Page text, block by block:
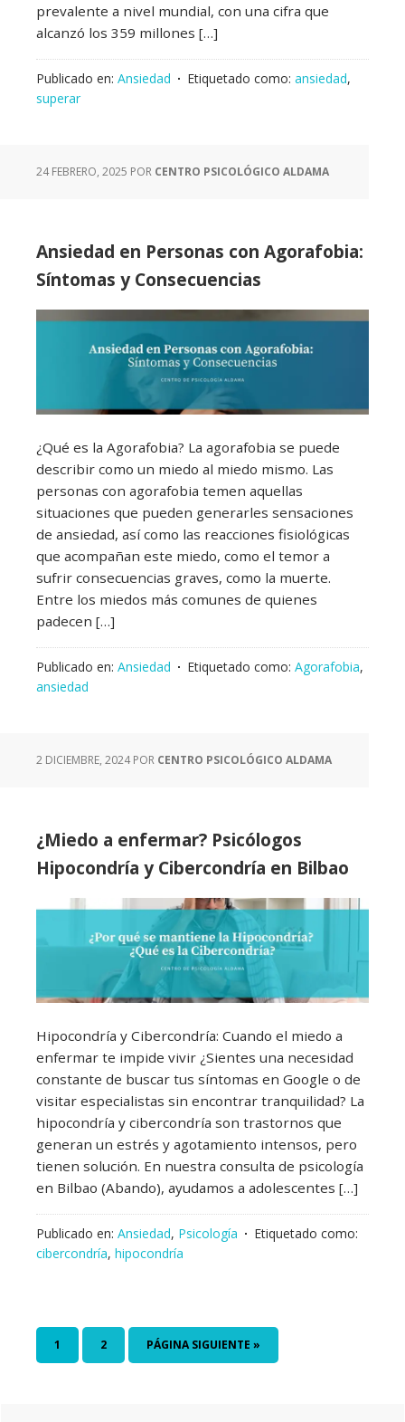
prevalente a nivel mundial, con una cifra que
alcanzó los 359 millones […]
Publicado en: Ansiedad Etiquetado como: ansiedad,
superar
24 FEBRERO, 2025 POR CENTRO PSICOLÓGICO ALDAMA
Ansiedad en Personas con Agorafobia:
Síntomas y Consecuencias
¿Qué es la Agorafobia? La agorafobia se puede
describir como un miedo al miedo mismo. Las
personas con agorafobia temen aquellas
situaciones que pueden generarles sensaciones
de ansiedad, así como las reacciones fisiológicas
que acompañan este miedo, como el temor a
sufrir consecuencias graves, como la muerte.
Entre los miedos más comunes de quienes
padecen […]
Publicado en: Ansiedad Etiquetado como: Agorafobia,
ansiedad
2 DICIEMBRE, 2024POR CENTRO PSICOLÓGICO ALDAMA
¿Miedo a enfermar? Psicólogos
Hipocondría y Cibercondría en Bilbao
Hipocondría y Cibercondría: Cuando el miedo a
enfermar te impide vivir ¿Sientes una necesidad
constante de buscar tus síntomas en Google o de
visitar especialistas sin encontrar tranquilidad? La
hipocondría y cibercondría son trastornos que
generan un estrés y agotamiento intensos, pero
tienen solución. En nuestra consulta de psicología
en Bilbao (Abando), ayudamos a adolescentes […]
Publicado en: Ansiedad, Psicología
Etiquetado como:
cibercondría, hipocondría
PÁGINA
1 PÁGINA
2
IR
A
PÁGINA SIGUIENTE »